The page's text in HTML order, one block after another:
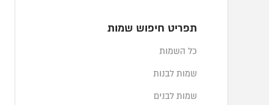
תפריט חיפוש שמות
כל השמות
שמות לבנות
שמות לבנים